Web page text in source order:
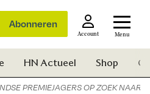
Abonneren
Account Menu
HN Actueel Shop
PREMIEJAGERS OP ZOEK NAAR